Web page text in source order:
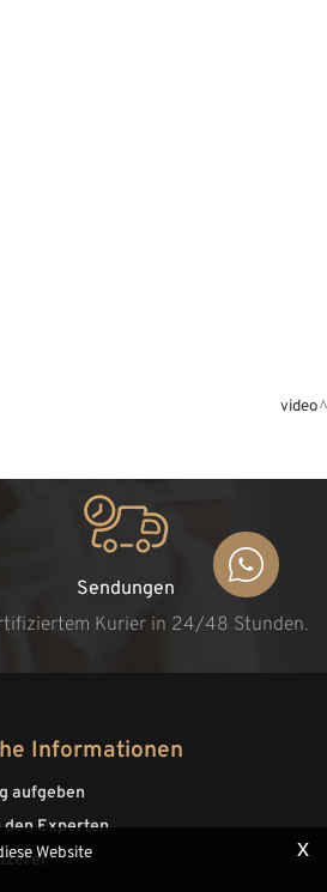
video
Sendungen
Kurier in 24/48 Stunden.
Informationen
aufgeben
den Experten
x
Website